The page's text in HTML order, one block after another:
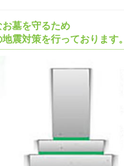
お墓を守るため
震対策を行っております。